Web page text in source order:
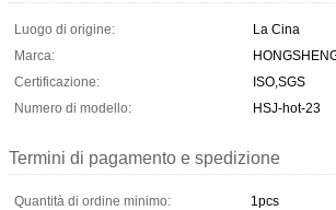
Luogo di origine:
La Cina
Marca:
Certificazione:
ISO,SGS
Numero di modello:
HSJ-hot-23
Termini di pagamento e spedizione
Quantità di ordine minimo:
1pcs